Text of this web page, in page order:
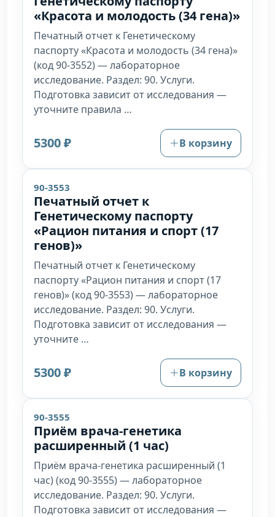
«Красота и молодость (34 гена)»
Печатный отчет к Генетическому
паспорту «Красота и молодость (34 гена)»
(код 90-3552) — лабораторное
исследование. Раздел: 90. Услуги.
Подготовка зависит от исследования —
уточните правила …
5300 ₽ В корзину
90-3553
Печатный отчет к
Генетическому паспорту
«Рацион питания и спорт (17
генов)»
Печатный отчет к Генетическому
паспорту «Рацион питания и спорт (17
генов)» (код 90-3553) — лабораторное
исследование. Раздел: 90. Услуги.
Подготовка зависит от исследования —
уточните …
5300 ₽ В корзину
90-3555
Приём врача-генетика
расширенный (1 час)
Приём врача-генетика расширенный (1
час) (код 90-3555) — лабораторное
исследование. Раздел: 90. Услуги.
Подготовка зависит от исследования —